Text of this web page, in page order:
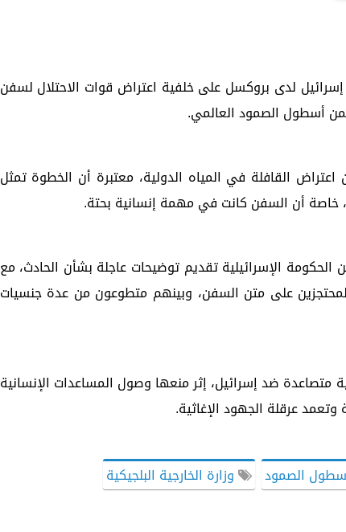
إسرائيل لدى بروكسل على خلفية اعتراض قوات الاحتلال لسفن
أسطول الصمود العالمي.
القافلة في المياه الدولية، معتبرة أن الخطوة تمثل
خاصة أن السفن كانت في مهمة إنسانية بحتة.
الإسرائيلية تقديم توضيحات عاجلة بشأن الحادث، مع
على متن السفن، وبينهم متطوعون من عدة جنسيات
متصاعدة ضد إسرائيل، إثر منعها وصول المساعدات الإنسانية
عرقلة الجهود الإغاثية.
الصمود
وزارة الخارجية البلجيكية